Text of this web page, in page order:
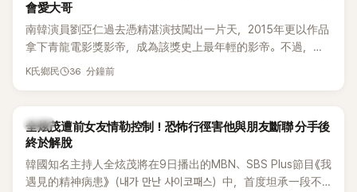
會愛大哥
南韓演員劉亞仁過去憑精湛演技闖出一片天，2015年更以作品
拿下青龍電影獎影帝，成為該獎史上最年輕的影帝。不過，他
2023年爆出涉毒風波後，演藝事業受到重創，後續又牽扯與男
K氏鄉民 36 分鐘前
韓星
全炫茂遭前女友情勒控制！恐怖行徑害他與朋友斷聯 分手後
終於解脫
韓國知名主持人全炫茂將在9日播出的MBN、SBS Plus節目《我
遇見的精神病患》（내가 만난 사이코패스）中，首度坦承一段不